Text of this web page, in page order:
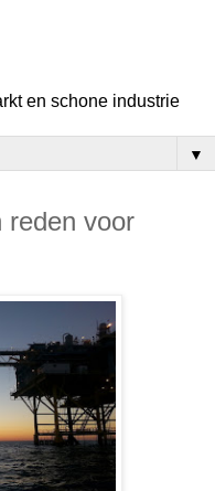
en schone industrie
▼
reden voor